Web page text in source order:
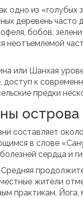
одно из «голубых
деревень
бобов,
неотъемлемой
или Шанхая
к
предки
составляет
в слове
сердца и
жители
практикам.